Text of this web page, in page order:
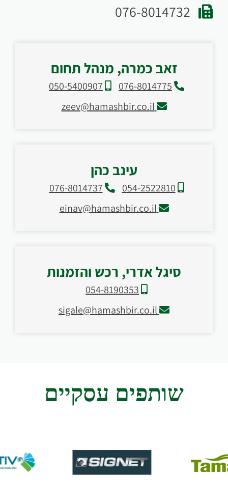
זאב כמרה, מנהל תחום
076-8014775
050-5400907
עינב כהן
054-2522810
076-8014737
סיגל אדרי, רכש והזמנות
054-8190353
שותפים עסקיים